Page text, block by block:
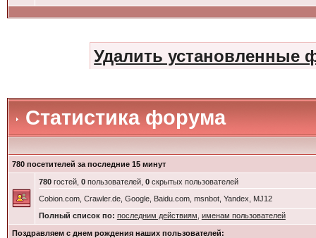
Удалить установленные
Статистика форума
780 посетителей за последние 15 минут
780гостей, 0пользователей, 0скрытых пользователей
Cobion.com, Crawler.de, Google, Baidu.com, msnbot, Yandex, MJ12
Полный список по: последним действиям именам пользователей
Поздравляем с днем рождения наших пользователей: